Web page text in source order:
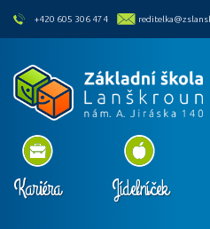
skip to main content
+420 605 306 474
Kariéra Jídelníček